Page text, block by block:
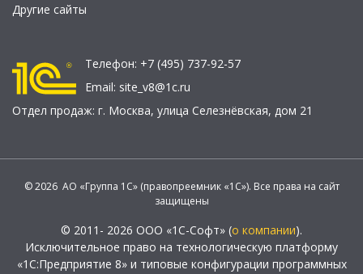
Другие сайты
Телефон: +7 (495) 737-92-57
Email: site_v8@1c.ru
Отдел продаж: г. Москва, улица Селезнёвская, дом 21
© 2026 АО «Группа 1С» (правопреемник «1С»). Все права на сайт
защищены
© 2011- 2026 ООО «1С-Софт» (о компании).
Исключительное право на технологическую платформу
«1С:Предприятие 8» и типовые конфигурации программных